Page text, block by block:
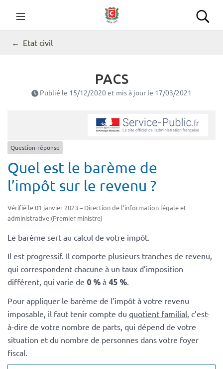
contenu
Commune de Seillans
Etat civil
PACS
Publié le 15/12/2020et mis à jour le 17/03/2021
Question-réponse
Quel est le barème de
l’impôt sur le revenu ?
Vérifié le 01 janvier 2023 – Direction de l’information légale et
administrative (Premier ministre)
Le barème sert au calcul de votre impôt.
Il est progressif. Il comporte plusieurs tranches de revenu,
qui correspondent chacune à un taux d’imposition
différent, qui varie de 0 % à 45 %.
Pour appliquer le barème de l’impôt à votre revenu
imposable, il faut tenir compte du quotient familial, c’est-
à-dire de votre nombre de parts, qui dépend de votre
situation et du nombre de personnes dans votre foyer
fiscal.